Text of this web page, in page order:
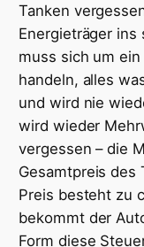
Tanken
Energieträger ins
muss sich um
handeln, alles
und wird nie
wird wieder
vergessen – die
Gesamtpreis des
Preis besteht zu
bekommt der
Form diese